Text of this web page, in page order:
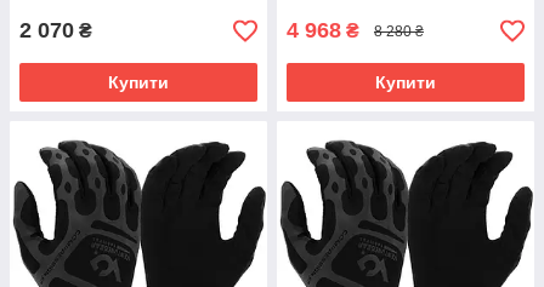
2 070 ₴
Купити
4 968 ₴ 8 280 ₴
Купити